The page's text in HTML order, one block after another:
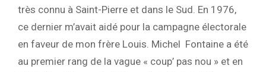
très connu à Saint-Pierre et dans le Sud. En 1976,
ce dernier m’avait aidé pour la campagne électorale
en faveur de mon frère Louis. Michel Fontaine a été
au premier rang de la vague « coup’ pas nou » et en